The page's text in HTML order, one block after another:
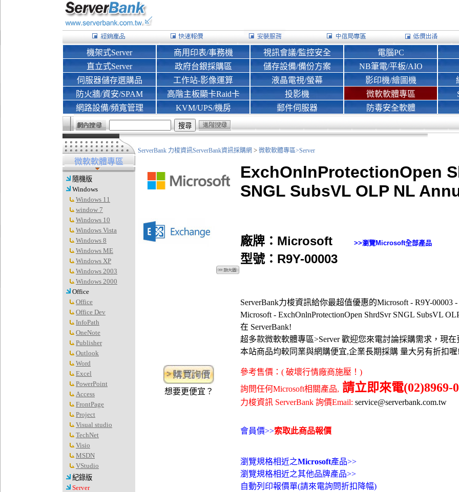
機架式Server
直立式Server
伺服器儲存選購品
防火牆/資安/SPAM
網路設備/頻寬管理
商用印表/事務機
政府台銀採購區
工作站-影像運算
高階主板顯卡Raid卡
KVM/UPS/機房
視訊會議/監控安全
儲存設備/備份方案
液晶電視/螢幕
投影機
郵件伺服器
電腦PC
NB筆電/平板/AIO
影印機/繪圖機
微軟軟體專區
防毒安全軟體
微軟軟體專區
隨機版
Windows
Windows 11
window 7
Windows 10
Windows Vista
Windows 8
Windows ME
Windows XP
Windows 2003
Windows 2000
Office
Office
Office Dev
InfoPath
OneNote
Publisher
Outlook
Word
Excel
PowerPoint
Access
FrontPage
Project
Visual studio
TechNet
Visio
MSDN
VStudio
紀錄版
Server
ServerBank 力梭資訊ServerBank資訊採購網 > 微軟軟體專區>Server
ExchOnlnProtectionOpen
SNGL SubsVL OLP NL
廠牌：Microsoft >>瀏覽Microsoft全部產品
型號：R9Y-00003
ServerBank力梭資訊給你最超值優惠的Microsoft - R9Y-00003
Microsoft - ExchOnlnProtectionOpen ShrdSvr SNGL SubsVL
在 ServerBank!
超多款微軟軟體專區>Server 歡迎您來電討論採購需求，現
本站商品均較同業與網購便宜,企業長期採購 量大另有折扣喔
想要更便宜？
參考售價：( 破壞行情廠商施壓！)
詢問任何Microsoft相關產品, 請立即來電(02)8969-
力梭資訊 ServerBank 詢價Email: service@serverbank.com.tw
會員價>>索取此商品報價
瀏覽規格相近之Microsoft產品>>
瀏覽規格相近之其他品牌產品>>
自動列印報價單(請來電詢問折扣降幅)